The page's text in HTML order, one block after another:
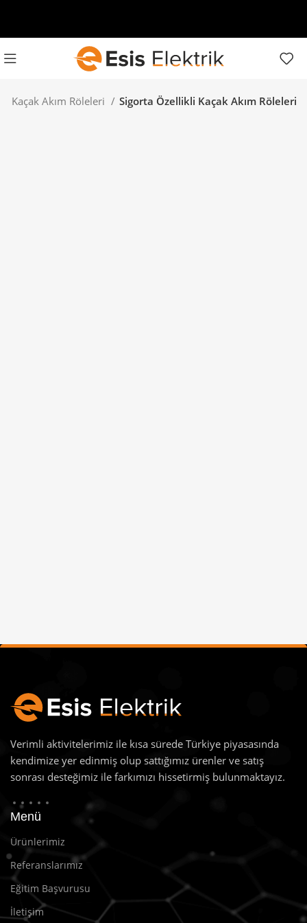
Kaçak Akım Röleleri Sigorta Özellikli Kaçak Akım Röleleri
Verimli aktivitelerimiz ile kısa sürede Türkiye piyasasında
kendimize yer edinmiş olup sattığımız ürenler ve satış
sonrası desteğimiz ile farkımızı hissetirmiş bulunmaktayız.
Menü
Ürünlerimiz
Referanslarımız
Eğitim Başvurusu
İletişim